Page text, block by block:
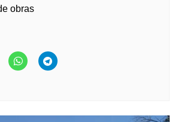
obras